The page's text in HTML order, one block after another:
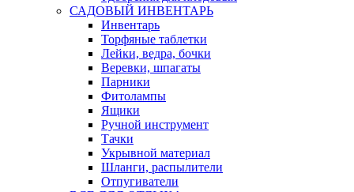
САДОВЫЙ ИНВЕНТАРЬ
Инвентарь
Торфяные таблетки
Лейки, ведра, бочки
Веревки, шпагаты
Парники
Фитолампы
Ящики
Ручной инструмент
Тачки
Укрывной материал
Шланги, распылители
Отпугиватели